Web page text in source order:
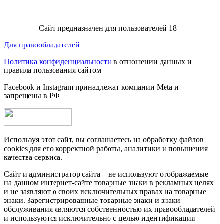
Сайт предназначен для пользователей 18+
Для правообладателей
Политика конфиденциальности в отношении данных и
правила пользования сайтом
Facebook и Instagram принадлежат компании Metа и
запрещены в РФ
Используя этот сайт, вы соглашаетесь на обработку файлов
cookies для его корректной работы, аналитики и повышения
качества сервиса.
Сайт и администратор сайта – не используют отображаемые
на данном интернет-сайте товарные знаки в рекламных целях
и не заявляют о своих исключительных правах на товарные
знаки. Зарегистрированные товарные знаки и знаки
обслуживания являются собственностью их правообладателей
и используются исключительно с целью идентификации